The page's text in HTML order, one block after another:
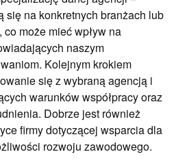
się na konkretnych branżach lub
może mieć wpływ na
naszym
Kolejnym krokiem
się z wybraną agencją i
warunków współpracy oraz
Dobrze jest również
firmy dotyczącej wsparcia dla
rozwoju zawodowego.